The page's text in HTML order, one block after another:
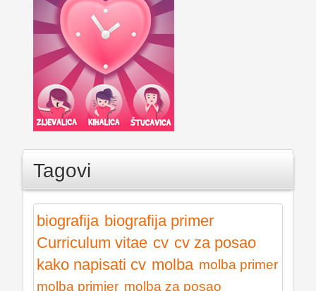
Tagovi
biografija biografija primer
Curriculum vitae cv cv za posao
kako napisati cv molba molba primer
molba primjer molba za posao